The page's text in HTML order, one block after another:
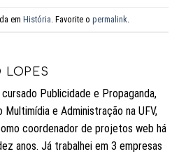
em História . Favorite o permalink
LOPES
Publicidade e Propaganda,
Multimídia e Administração na UFV,
coordenador de projetos web há
anos. Já trabalhei em 3 empresas